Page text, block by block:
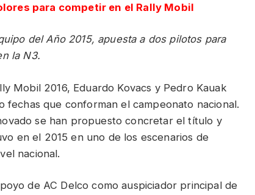
para competir en el Rally Mobil
del Año 2015, apuesta a dos pilotos para
la N3.
Mobil 2016, Eduardo Kovacs y Pedro Kauak
que conforman el campeonato nacional.
se han propuesto concretar el título y
en el 2015 en uno de los escenarios de
nacional.
de AC Delco como auspiciador principal de